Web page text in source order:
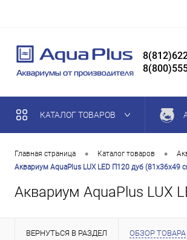
КАТАЛОГ ТОВАРОВ
Главная страница • Каталог товаров •
Аквариум AquaPlus LUX LED П120 дуб (81х36х49
Аквариум AquaPlus LUX
ВЕРНУТЬСЯ В РАЗДЕЛ ОБЗОР ТОВАРА